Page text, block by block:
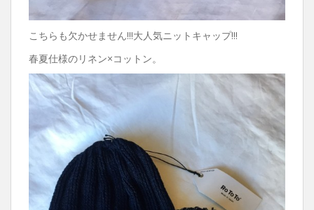
こちらも欠かせません!!!大人気ニットキャップ!!!
春夏仕様のリネン×コットン。